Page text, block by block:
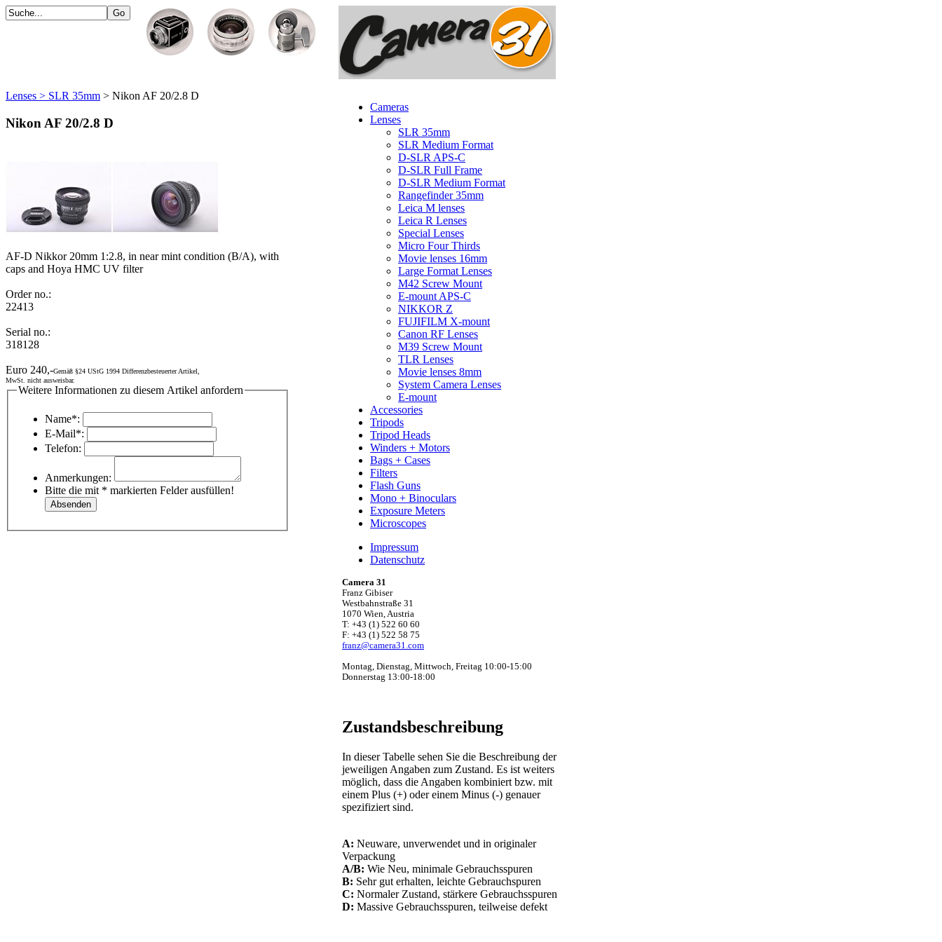
Lenses > SLR 35mm > Nikon AF 20/2.8 D
Nikon AF 20/2.8 D
AF-D Nikkor 20mm 1:2.8, in near mint condition (B/A), with
caps and Hoya HMC UV filter
Order no.:
22413
Serial no.:
318128
Euro 240,-Gemäß §24 UStG 1994 Differenzbesteuerter Artikel,
MwSt. nicht ausweisbar.
Weitere Informationen zu diesem Artikel anfordern
Name*:
E-Mail*:
Telefon:
Anmerkungen:
Bitte die mit * markierten Felder ausfüllen!
Cameras
Lenses
SLR 35mm
SLR Medium Format
D-SLR APS-C
D-SLR Full Frame
D-SLR Medium Format
Rangefinder 35mm
Leica M lenses
Leica R Lenses
Special Lenses
Micro Four Thirds
Movie lenses 16mm
Large Format Lenses
M42 Screw Mount
E-mount APS-C
NIKKOR Z
FUJIFILM X-mount
Canon RF Lenses
M39 Screw Mount
TLR Lenses
Movie lenses 8mm
System Camera Lenses
E-mount
Accessories
Tripods
Tripod Heads
Winders + Motors
Bags + Cases
Filters
Flash Guns
Mono + Binoculars
Exposure Meters
Microscopes
Impressum
Datenschutz
Camera 31
Franz Gibiser
Westbahnstraße 31
1070 Wien, Austria
T: +43 (1) 522 60 60
F: +43 (1) 522 58 75
franz@camera31.com
Montag, Dienstag, Mittwoch, Freitag 10:00-15:00
Donnerstag 13:00-18:00
Zustandsbeschreibung
In dieser Tabelle sehen Sie die Beschreibung der
jeweiligen Angaben zum Zustand. Es ist weiters
möglich, dass die Angaben kombiniert bzw. mit
einem Plus (+) oder einem Minus (-) genauer
spezifiziert sind.
A: Neuware, unverwendet und in originaler
Verpackung
A/B: Wie Neu, minimale Gebrauchsspuren
B: Sehr gut erhalten, leichte Gebrauchspuren
C: Normaler Zustand, stärkere Gebrauchsspuren
D: Massive Gebrauchsspuren, teilweise defekt